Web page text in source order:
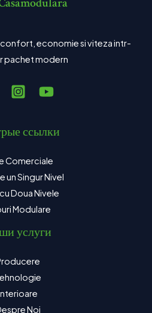
economie si viteza intr-
pachet modern
ссылки
Comerciale
un Singur Nivel
Doua Nivele
Modulare
услуги
Noi